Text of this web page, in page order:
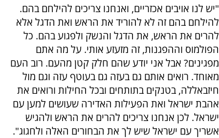
"יש לנו אויבים אכזריים, ואנחנו צריכים להילחם בהם.
להילחם בהם זה לא להוריד את הראש ואת הדגל אלא
להרים את הראש, את הדגל והנשק ולפגוע בהם. כל
הפולמוס וההפגנות, זה מזעזע אותי. על מה אתם
מפגינים? אבל אני יודע שהם חלק קטן מהעם. רוב העם
מאוחד. רואים אותם גם בעזה גם בעוטף עזה וגם מול
חיזבאללה, בטנקים בתותחים ובכל החילות ורואים את
אהבת ישראל ואת הפעילות האדירה שעושים למען עם
ישראל. לכן אנחנו צריכים להרים את הראש ולהגיש
אשריך עם ישראל שיש לך את הבחורים האלה ולחגוג".